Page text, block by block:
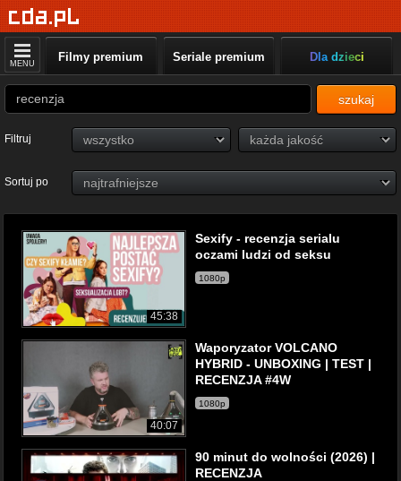
MENU Filmy premium Seriale premium Dla dzieci
szukaj
Filtruj
Sortuj po
45:38
Sexify - recenzja serialu
oczami ludzi od seksu
1080p
40:07
Waporyzator VOLCANO
HYBRID - UNBOXING | TEST |
RECENZJA #4W
1080p
90 minut do wolności (2026) |
RECENZJA